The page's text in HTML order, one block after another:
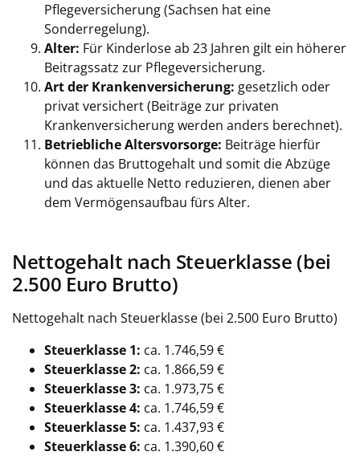
Pflegeversicherung (Sachsen hat eine
Sonderregelung).
Alter: Für Kinderlose ab 23 Jahren gilt ein höherer
Beitragssatz zur Pflegeversicherung.
Art der Krankenversicherung: gesetzlich oder
privat versichert (Beiträge zur privaten
Krankenversicherung werden anders berechnet).
Betriebliche Altersvorsorge: Beiträge hierfür
können das Bruttogehalt und somit die Abzüge
und das aktuelle Netto reduzieren, dienen aber
dem Vermögensaufbau fürs Alter.
Nettogehalt nach Steuerklasse (bei
2.500 Euro Brutto)
Nettogehalt nach Steuerklasse (bei 2.500 Euro Brutto)
Steuerklasse 1: ca. 1.746,59 €
Steuerklasse 2: ca. 1.866,59 €
Steuerklasse 3: ca. 1.973,75 €
Steuerklasse 4: ca. 1.746,59 €
Steuerklasse 5: ca. 1.437,93 €
Steuerklasse 6: ca. 1.390,60 €